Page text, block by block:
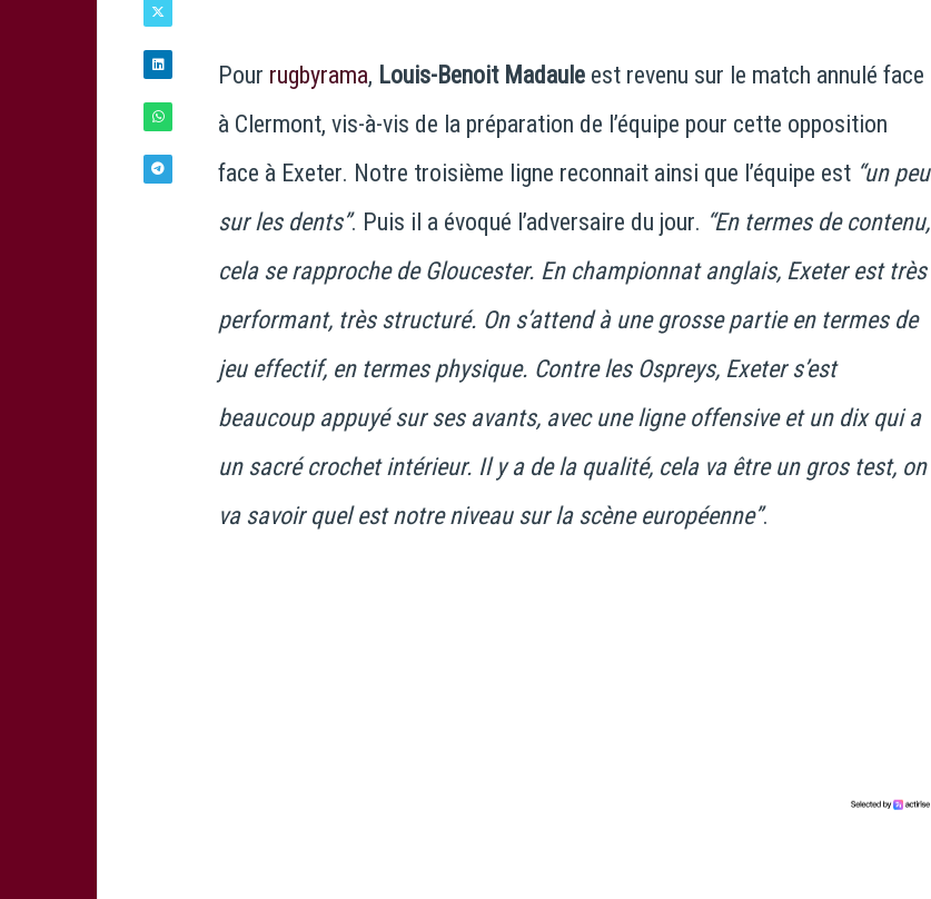
Pour rugbyrama, Louis-Benoit Madaule est revenu sur le match annulé face
à Clermont, vis-à-vis de la préparation de l’équipe pour cette opposition
face à Exeter. Notre troisième ligne reconnait ainsi que l’équipe est “un peu
sur les dents”. Puis il a évoqué l’adversaire du jour. “En termes de contenu,
cela se rapproche de Gloucester. En championnat anglais, Exeter est très
performant, très structuré. On s’attend à une grosse partie en termes de
jeu effectif, en termes physique. Contre les Ospreys, Exeter s’est
beaucoup appuyé sur ses avants, avec une ligne offensive et un dix qui a
un sacré crochet intérieur. Il y a de la qualité, cela va être un gros test, on
va savoir quel est notre niveau sur la scène européenne”.